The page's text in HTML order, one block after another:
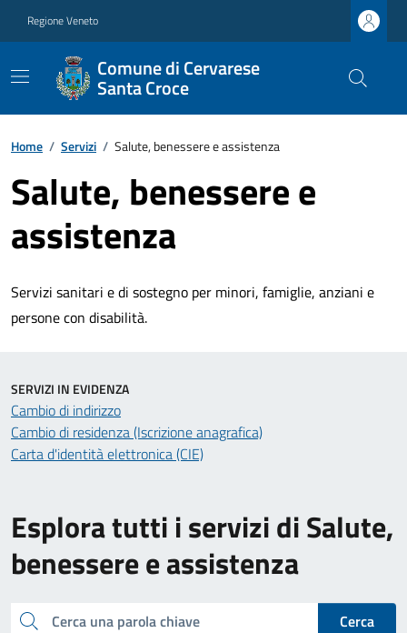
Regione Veneto
Comune di Cervarese
Santa Croce
Home / Servizi / Salute, benessere e assistenza
Salute, benessere e
assistenza
Servizi sanitari e di sostegno per minori, famiglie, anziani e
persone con disabilità.
Esplora tutti i servizi di Salute,
benessere e assistenza
Cerca una parola chiave
Cerca
SERVIZI IN EVIDENZA
Cambio di indirizzo
Cambio di residenza (Iscrizione anagrafica)
Carta d'identità elettronica (CIE)